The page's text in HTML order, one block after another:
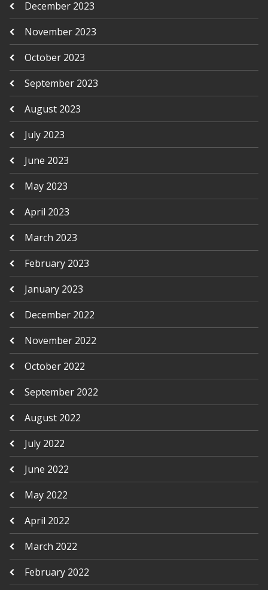
December 2023
November 2023
October 2023
September 2023
August 2023
July 2023
June 2023
May 2023
April 2023
March 2023
February 2023
January 2023
December 2022
November 2022
October 2022
September 2022
August 2022
July 2022
June 2022
May 2022
April 2022
March 2022
February 2022